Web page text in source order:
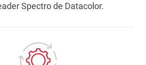
Spectro de Datacolor.